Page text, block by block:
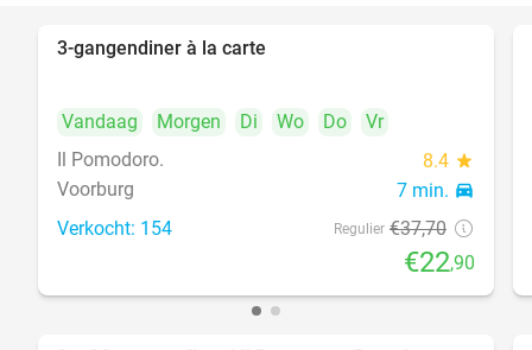
3-gangendiner à la carte
Vandaag Morgen Di Wo Do
Vr
Il Pomodoro.
8.4 star
Voorburg 7 min. directions_car
Verkocht: 154 Regulier €37,70
€22,90